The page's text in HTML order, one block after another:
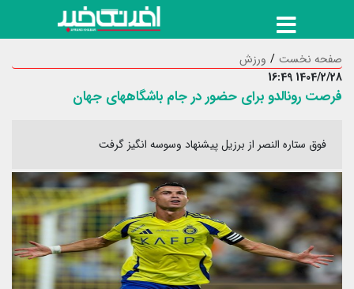
صفحه نخست
ورزش
1404/2/28 16:49
فرصت رونالدو برای حضور در جام باشگاههای جهان
فوق ستاره النصر از برزیل پیشنهاد وسوسه انگیز گرفت